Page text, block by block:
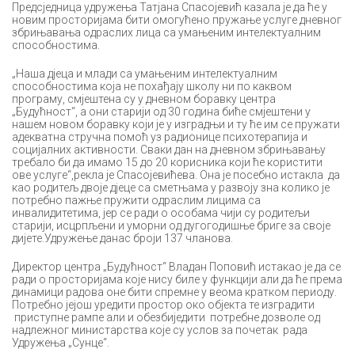
Предсједница удружења Татјана Спасојевић казала је да ће у
новим просторијама бити омогућено пружање услуге дневног
збрињавања одраслих лица са умањеним интелектуалним
способностима.
„Наша дјеца и млади са умањеним интелектуалним
способностима која не похађају школу ни по каквом
програму, смјештена су у дневном боравку центра
„Будућност“, а они старији од 30 година биће смјештени у
нашем новом боравку који је у изградњи и ту ће им се пружати
адекватна стручна помоћ уз радионице психотерапија и
социјалних активности. Сваки дан на дневном збрињавању
требало би да имамо 15 до 20 корисника који ће користити
ове услуге“,рекла је Спасојевићева. Она је посебно истакла да
као родитељ двоје дјеце са сметњама у развоју зна колико је
потребно пажње пружити одраслим лицима са
инвалидитетима, јер се ради о особама чији су родитељи
старији, исцрпљени и уморни од дугогодишње бриге за своје
дијете.Удружење данас броји 137 чланова.
Директор центра „Будућност“ Владан Поповић истакао је да се
ради о просторијама које нису биле у функцији али да ће према
динамици радова оне бити спремне у веома кратком периоду.
Потребно јејош уредити простор око објекта те изградити
приступне рампе али и обезбиједити потребне дозволе од
надлежног министарства које су услов за почетак рада
Удружења „Сунце“.